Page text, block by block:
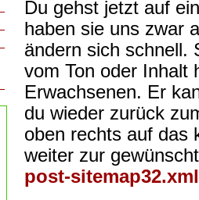
Du gehst jetzt auf
haben sie uns zwar
ändern sich schnell.
vom Ton oder Inhalt
Erwachsenen. Er
du wieder zurück
oben rechts auf das
weiter zur
post-sitemap32.xml